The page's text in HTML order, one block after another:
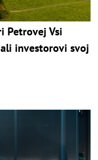
Petrovej Vsi
investorovi svoj